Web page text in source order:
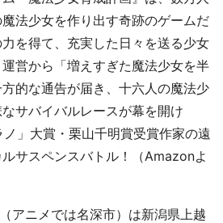
法少女を作り出す奇跡のゲームだ
を得て、充実した日々を送る少女
営から「増えすぎた魔法少女を半
的な通告が届き、十六人の魔法少
サバイバルレースが幕を開け
」大賞・栗山千明賞受賞作家の遠
サスペンスバトル！（Amazonよ
アニメでは名深市）は新潟県上越